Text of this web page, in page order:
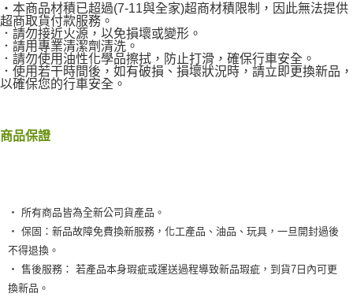
‧本商品材積已超過(7-11與全家)超商材積限制，因此無法提供
超商取貨付款服務。
．請勿接近火源，以免損壞或變形。
．請用專業清潔劑清洗。
．請勿使用油性化學品擦拭，防止打滑，確保行車安全。
．使用若干時間後，如有破損、損壞狀況時，請立即更換新品，
以確保您的行車安全。
商品保證
‧ 所有商品皆為全新公司貨產品。
‧ 保固：新品故障免費換新服務，化工產品、油品、玩具，一旦開封過後
不得退換。
‧ 售後服務： 若產品本身瑕疵或運送過程導致新品瑕疵，到貨7日內可更
換新品。